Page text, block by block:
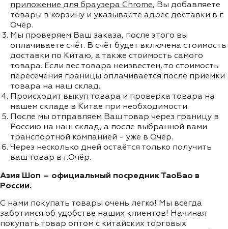
приложение для браузера Chrome, Вы добавляете
товары в корзину и указываете адрес доставки в г.
Очёр.
Мы проверяем Ваш заказа, после этого вы
оплачиваете счёт. В счёт будет включена стоимость
доставки по Китаю, а также стоимость самого
товара. Если вес товара неизвестен, то стоимость
пересечения границы оплачивается после приёмки
товара на наш склад.
Происходит выкуп товара и проверка товара на
нашем складе в Китае при необходимости.
После мы отправляем Ваш товар через границу в
Россию на наш склад, а после выбранной вами
транспортной компанией - уже в Очёр.
Через несколько дней остаётся только получить
ваш товар в г.Очёр.
Азия Шоп – официальный посредник ТаоБао в
России.
С нами покупать товары очень легко! Мы всегда
заботимся об удобстве наших клиентов! Начиная
покупать товар оптом с китайских торговых